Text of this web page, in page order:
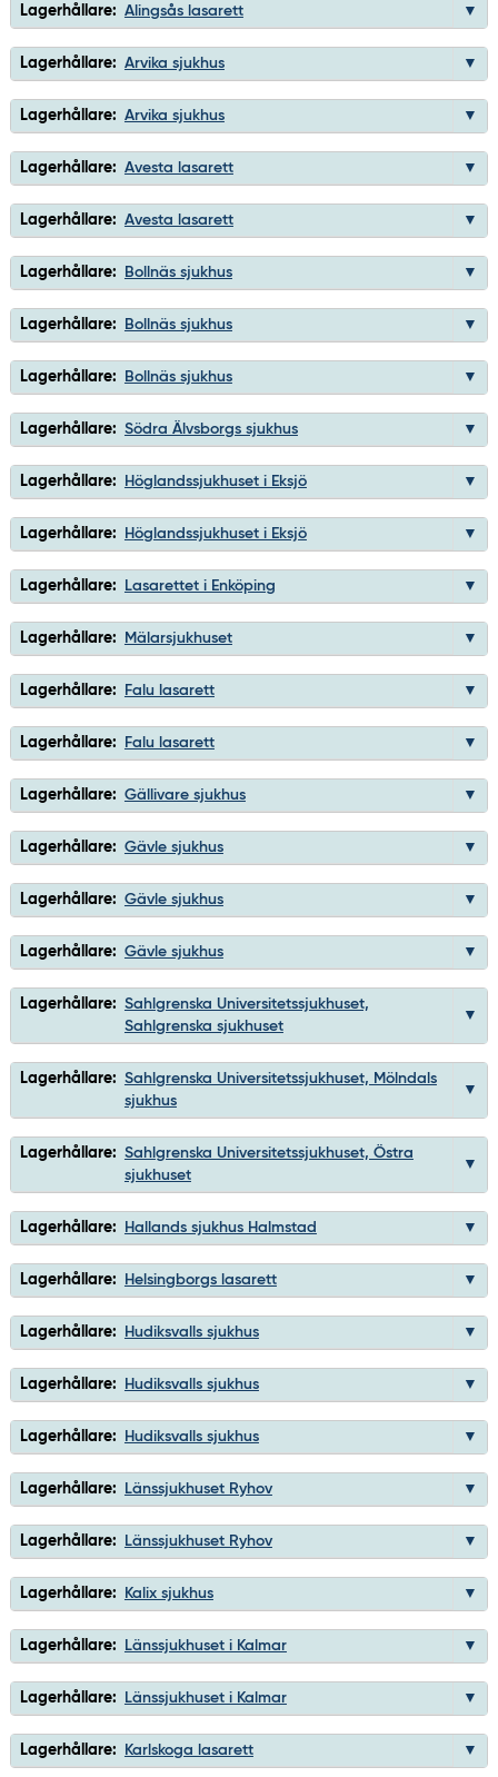
Lagerhållare: Alingsås lasarett
Lagerhållare: Arvika sjukhus
Lagerhållare: Arvika sjukhus
Lagerhållare: Avesta lasarett
Lagerhållare: Avesta lasarett
Lagerhållare: Bollnäs sjukhus
Lagerhållare: Bollnäs sjukhus
Lagerhållare: Bollnäs sjukhus
Lagerhållare: Södra Älvsborgs sjukhus
Lagerhållare: Höglandssjukhuset i Eksjö
Lagerhållare: Höglandssjukhuset i Eksjö
Lagerhållare: Lasarettet i Enköping
Lagerhållare: Mälarsjukhuset
Lagerhållare: Falu lasarett
Lagerhållare: Falu lasarett
Lagerhållare: Gällivare sjukhus
Lagerhållare: Gävle sjukhus
Lagerhållare: Gävle sjukhus
Lagerhållare: Gävle sjukhus
Lagerhållare: Sahlgrenska Universitetssjukhuset,
Sahlgrenska sjukhuset
Lagerhållare: Sahlgrenska Universitetssjukhuset, Mölndals
sjukhus
Lagerhållare: Sahlgrenska Universitetssjukhuset, Östra
sjukhuset
Lagerhållare: Hallands sjukhus Halmstad
Lagerhållare: Helsingborgs lasarett
Lagerhållare: Hudiksvalls sjukhus
Lagerhållare: Hudiksvalls sjukhus
Lagerhållare: Hudiksvalls sjukhus
Lagerhållare: Länssjukhuset Ryhov
Lagerhållare: Länssjukhuset Ryhov
Lagerhållare: Kalix sjukhus
Lagerhållare: Länssjukhuset i Kalmar
Lagerhållare: Länssjukhuset i Kalmar
Lagerhållare: Karlskoga lasarett